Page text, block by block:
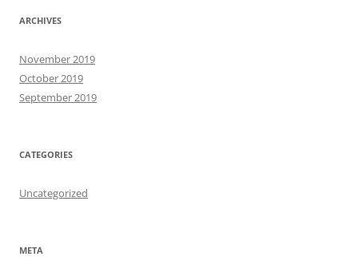
ARCHIVES
November 2019
October 2019
September 2019
CATEGORIES
Uncategorized
META